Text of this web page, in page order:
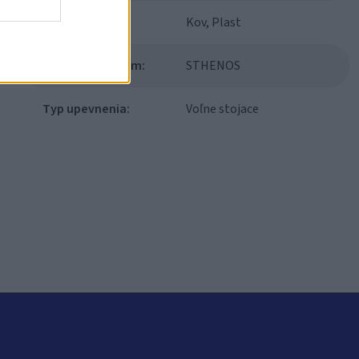
Materiál: Kov, Plast
Modulový systém: STHENOS
Typ upevnenia: Voľne stojace